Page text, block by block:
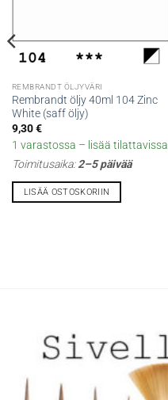
REMBRANDT ÖLJYVÄRI
Rembrandt öljy 40ml 104 Zinc
White (saff öljy)
9,30€
1 varastossa – lisää tilattavissa
Toimitusaika:2–5 päivää
LISÄÄ OSTOSKORIIN